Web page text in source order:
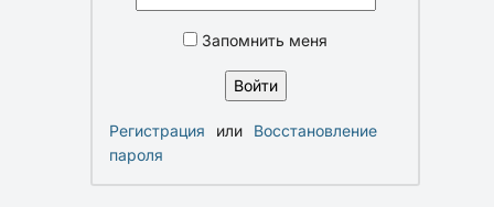
Запомнить меня
Регистрация или
Восстановление
пароля